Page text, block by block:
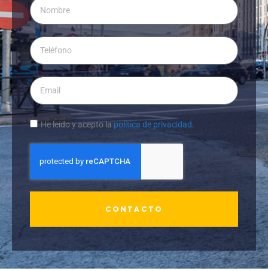
He leído y acepto lapolítica de privacidad.
CONTACTO